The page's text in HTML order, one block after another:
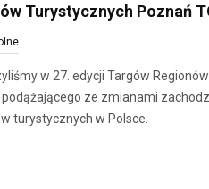
Turystycznych Poznań
w 27. edycji Targów
ze zmianami
turystycznych w Polsce.